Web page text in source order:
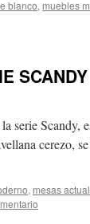
blanco, muebles
SCANDY
serie Scandy,
cerezo,
, mesas